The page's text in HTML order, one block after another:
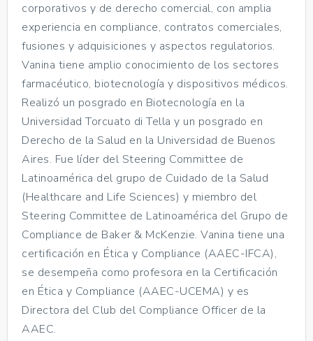
corporativos y de derecho comercial, con amplia
experiencia en compliance, contratos comerciales,
fusiones y adquisiciones y aspectos regulatorios.
Vanina tiene amplio conocimiento de los sectores
farmacéutico, biotecnología y dispositivos médicos.
Realizó un posgrado en Biotecnología en la
Universidad Torcuato di Tella y un posgrado en
Derecho de la Salud en la Universidad de Buenos
Aires. Fue líder del Steering Committee de
Latinoamérica del grupo de Cuidado de la Salud
(Healthcare and Life Sciences) y miembro del
Steering Committee de Latinoamérica del Grupo de
Compliance de Baker & McKenzie. Vanina tiene una
certificación en Ética y Compliance (AAEC-IFCA),
se desempeña como profesora en la Certificación
en Ética y Compliance (AAEC-UCEMA) y es
Directora del Club del Compliance Officer de la
AAEC.